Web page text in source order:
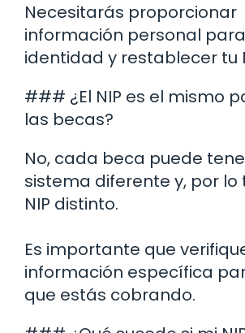
Necesitarás proporcionar
información personal
identidad y restablecer tu
### ¿El NIP es el mismo
las becas?
No, cada beca puede
sistema diferente y, por lo
NIP distinto.
Es importante que
información específica
que estás cobrando.